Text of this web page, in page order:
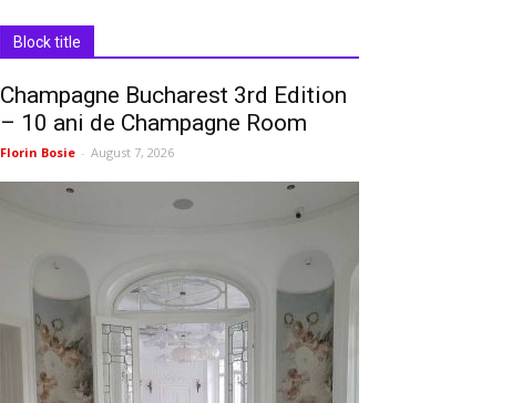
Block title
Champagne Bucharest 3rd Edition
– 10 ani de Champagne Room
Florin Bosie - August 7, 2026